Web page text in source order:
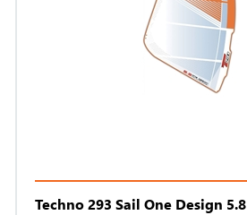
Techno 293 Sail One Design 5.8